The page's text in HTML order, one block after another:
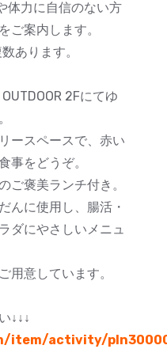
体力に自信のない方
ご案内します。
あります。
2Fにてゆ
ースペースで、赤い
事をどうぞ。
ご褒美ランチ付き。
んに使用し、腸活・
ダにやさしいメニュ
用意しています。
↓↓↓
item/activity/